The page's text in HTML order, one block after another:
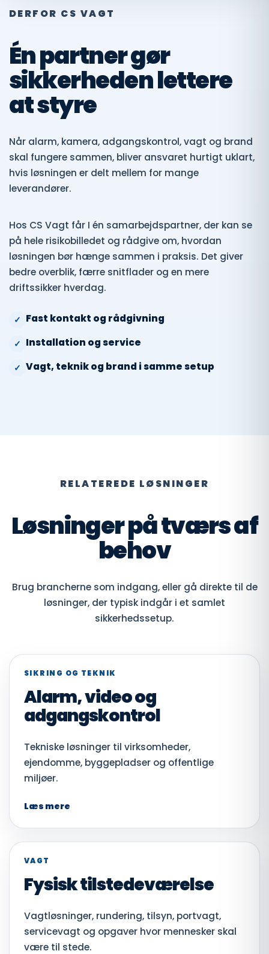
DERFOR CS VAGT
Én partner gør
sikkerheden lettere
at styre
Når alarm, kamera, adgangskontrol, vagt og brand
skal fungere sammen, bliver ansvaret hurtigt uklart,
hvis løsningen er delt mellem for mange
leverandører.
Hos CS Vagt får I én samarbejdspartner, der kan se
på hele risikobilledet og rådgive om, hvordan
løsningen bør hænge sammen i praksis. Det giver
bedre overblik, færre snitflader og en mere
driftssikker hverdag.
Fast kontakt og rådgivning
Installation og service
Vagt, teknik og brand i samme setup
RELATEREDE LØSNINGER
Løsninger på tværs af
behov
Brug brancherne som indgang, eller gå direkte til de
løsninger, der typisk indgår i et samlet
sikkerhedssetup.
SIKRING OG TEKNIK
Alarm, video og
adgangskontrol
Tekniske løsninger til virksomheder,
ejendomme, byggepladser og offentlige
miljøer.
Læs mere
VAGT
Fysisk tilstedeværelse
Vagtløsninger, rundering, tilsyn, portvagt,
servicevagt og opgaver hvor mennesker skal
være til stede.